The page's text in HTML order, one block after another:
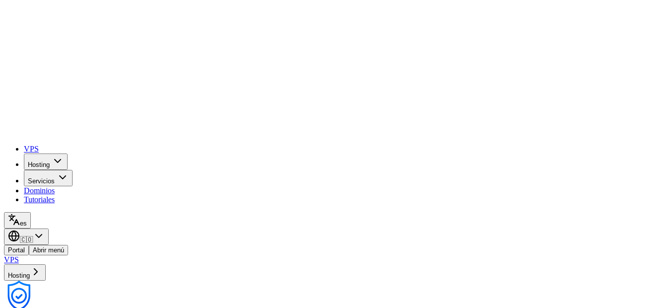
VPS
Hosting
Servicios
Dominios
Tutoriales
es
🇨🇴
Portal
Abrir menú
VPS
Hosting